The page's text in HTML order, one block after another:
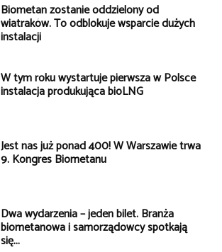
Biometan zostanie oddzielony od
wiatraków. To odblokuje wsparcie dużych
instalacji
W tym roku wystartuje pierwsza w Polsce
instalacja produkująca bioLNG
Jest nas już ponad 400! W Warszawie trwa
9. Kongres Biometanu
Dwa wydarzenia – jeden bilet. Branża
biometanowa i samorządowcy spotkają
się...